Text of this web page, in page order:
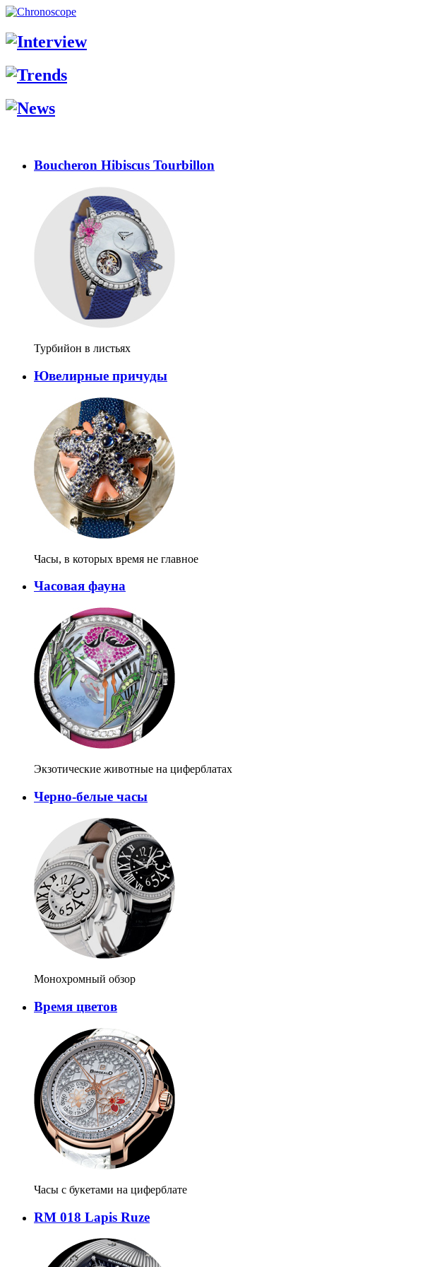
Boucheron Hibiscus Tourbillon
Турбийон в листьях
Ювелирные причуды
Часы, в которых время не главное
Часовая фауна
Экзотические животные на циферблатах
Черно-белые часы
Монохромный обзор
Время цветов
Часы с букетами на циферблате
RM 018 Lapis Ruze